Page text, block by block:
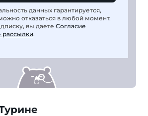
данных гарантируется,
отказаться в любой момент.
вы даете Согласие
рассылки.